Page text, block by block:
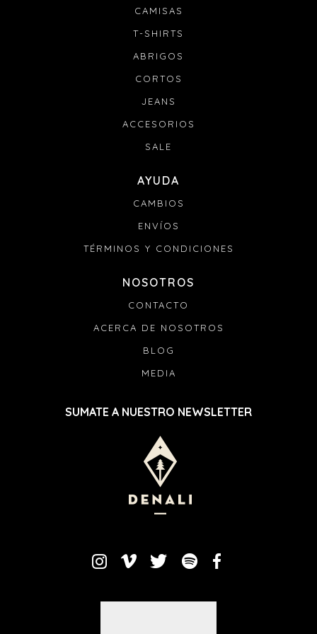
CAMISAS
T-SHIRTS
ABRIGOS
CORTOS
JEANS
ACCESORIOS
SALE
AYUDA
CAMBIOS
ENVÍOS
TÉRMINOS Y CONDICIONES
NOSOTROS
CONTACTO
ACERCA DE NOSOTROS
BLOG
MEDIA
SUMATE A NUESTRO NEWSLETTER